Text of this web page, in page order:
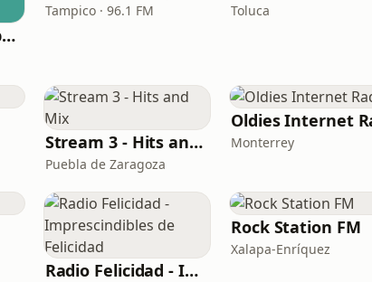
Los Grandes Grupos Radio
Tampico · 96.1 FM Toluca
Stream 3 - Hits and Mix
Puebla de Zaragoza
Monterrey
Radio Felicidad - Imprescindibles de Felicidad
Rock Station FM
Xalapa-Enríquez